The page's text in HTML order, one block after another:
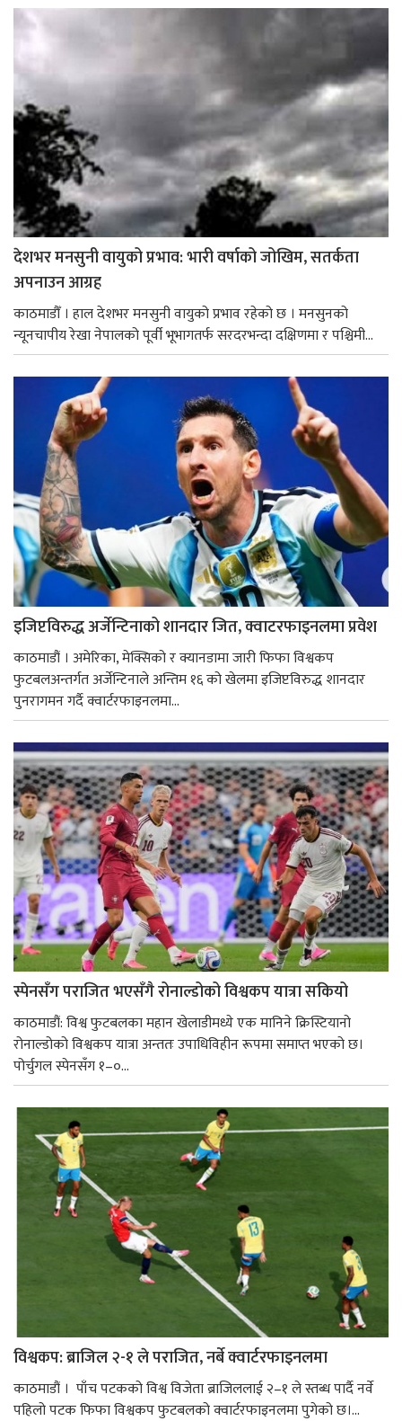
देशभर मनसुनी वायुको प्रभाव: भारी वर्षाको जोखिम, सतर्कता
अपनाउन आग्रह
काठमाडौँ । हाल देशभर मनसुनी वायुको प्रभाव रहेको छ । मनसुनको
न्यूनचापीय रेखा नेपालको पूर्वी भूभागतर्फ सरदरभन्दा दक्षिणमा र पश्चिमी...
इजिप्टविरुद्ध अर्जेन्टिनाको शानदार जित, क्वाटरफाइनलमा प्रवेश
काठमाडौं । अमेरिका, मेक्सिको र क्यानडामा जारी फिफा विश्वकप
फुटबलअन्तर्गत अर्जेन्टिनाले अन्तिम १६ को खेलमा इजिप्टविरुद्ध शानदार
पुनरागमन गर्दै क्वार्टरफाइनलमा...
स्पेनसँग पराजित भएसँगै रोनाल्डोको विश्वकप यात्रा सकियो
काठमाडौं: विश्व फुटबलका महान खेलाडीमध्ये एक मानिने क्रिस्टियानो
रोनाल्डोको विश्वकप यात्रा अन्ततः उपाधिविहीन रूपमा समाप्त भएको छ।
पोर्चुगल स्पेनसँग १–०...
विश्वकप: ब्राजिल २-१ ले पराजित, नर्बे क्वार्टरफाइनलमा
काठमाडौं । पाँच पटकको विश्व विजेता ब्राजिललाई २–१ ले स्तब्ध पार्दै नर्वे
पहिलो पटक फिफा विश्वकप फुटबलको क्वार्टरफाइनलमा पुगेको छ।...